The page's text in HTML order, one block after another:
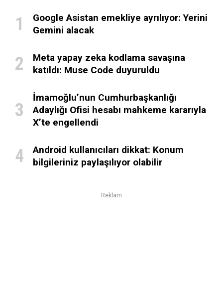
Google Asistan emekliye ayrılıyor: Yerini
Gemini alacak
Meta yapay zeka kodlama savaşına
katıldı: Muse Code duyuruldu
İmamoğlu’nun Cumhurbaşkanlığı
Adaylığı Ofisi hesabı mahkeme kararıyla
X’te engellendi
Android kullanıcıları dikkat: Konum
bilgileriniz paylaşılıyor olabilir
Reklam